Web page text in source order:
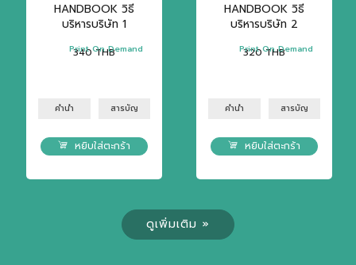
HANDBOOK วิธี
บริหารบริษัท 1
340 THB
Print On Demand
คำนำ สารบัญ
หยิบใส่ตะกร้า
HANDBOOK วิธี
บริหารบริษัท 2
320 THB
Print On Demand
คำนำ สารบัญ
หยิบใส่ตะกร้า
ดูเพิ่มเติม »